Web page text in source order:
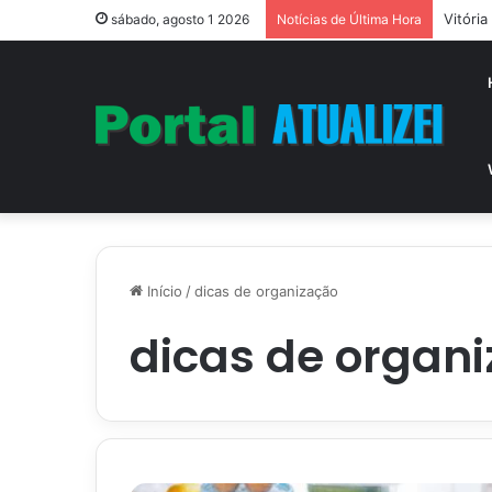
sábado, agosto 1 2026 Notícias de Última Hora Vitória
Início /dicas de organização
dicas de